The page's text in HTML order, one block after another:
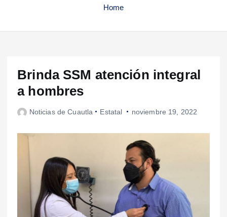
Home
Brinda SSM atención integral
a hombres
Noticias de Cuautla Estatal noviembre 19, 2022